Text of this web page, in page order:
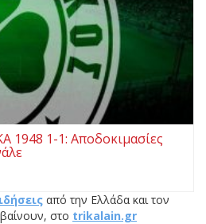
1948 1-1: Αποδοκιμασίες
από την Ελλάδα και τον
στο trikalain.gr